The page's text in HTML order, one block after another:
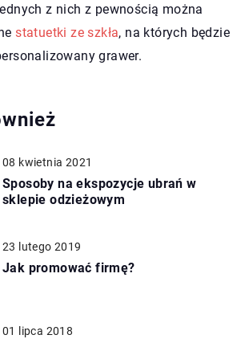
z nich z pewnością można
statuetki ze szkła, na których będzie
grawer.
08 kwietnia 2021
Sposoby na ekspozycje ubrań w
sklepie odzieżowym
23 lutego 2019
Jak promować firmę?
01 lipca 2018